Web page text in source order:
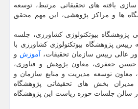
یافته های تحقیقاتی مرتبط، توسعه
ها و مراکز پژوهشی، این مهم محقق
پژوهشگاه بیوتکنولوژی کشاورزی، جلسه
رییس پژوهشگاه بیوتکنولوژی کشاورزی با
عالی رییس سازمان تحقیقات،
آموزش و
حسین جعفری، معاون پژوهش و فناوری،
توسعه مدیریت و منابع سازمان و
مدیران بخش های تحقیقاتی پژوهشگاه
سالن جلسات حوزه ریاست این پژوهشگاه